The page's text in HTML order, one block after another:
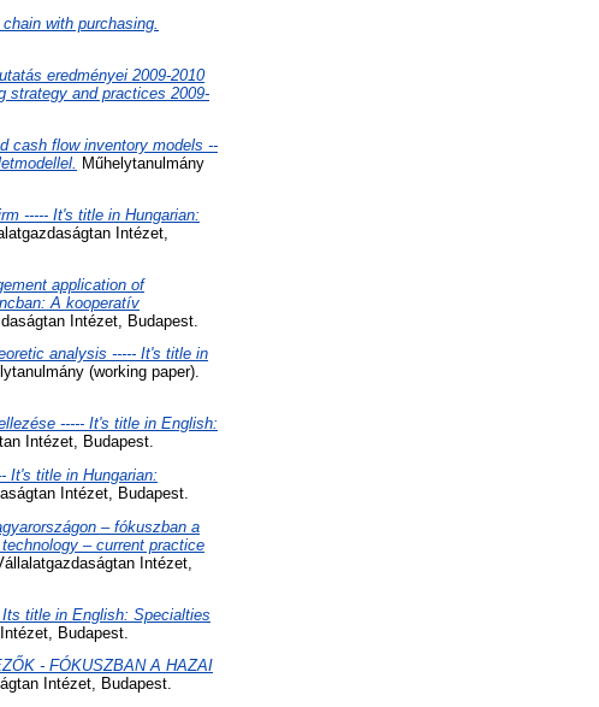
with purchasing.
eredményei 2009-2010
strategy and practices 2009-
cash flow inventory models --
Műhelytanulmány
----- It's title in Hungarian:
Intézet,
application of
A kooperatív
Intézet, Budapest.
analysis ----- It's title in
(working paper).
----- It's title in English:
Intézet, Budapest.
It's title in Hungarian:
Intézet, Budapest.
– fókuszban a
– current practice
Intézet,
title in English: Specialties
Budapest.
- FÓKUSZBAN A HAZAI
Intézet, Budapest.